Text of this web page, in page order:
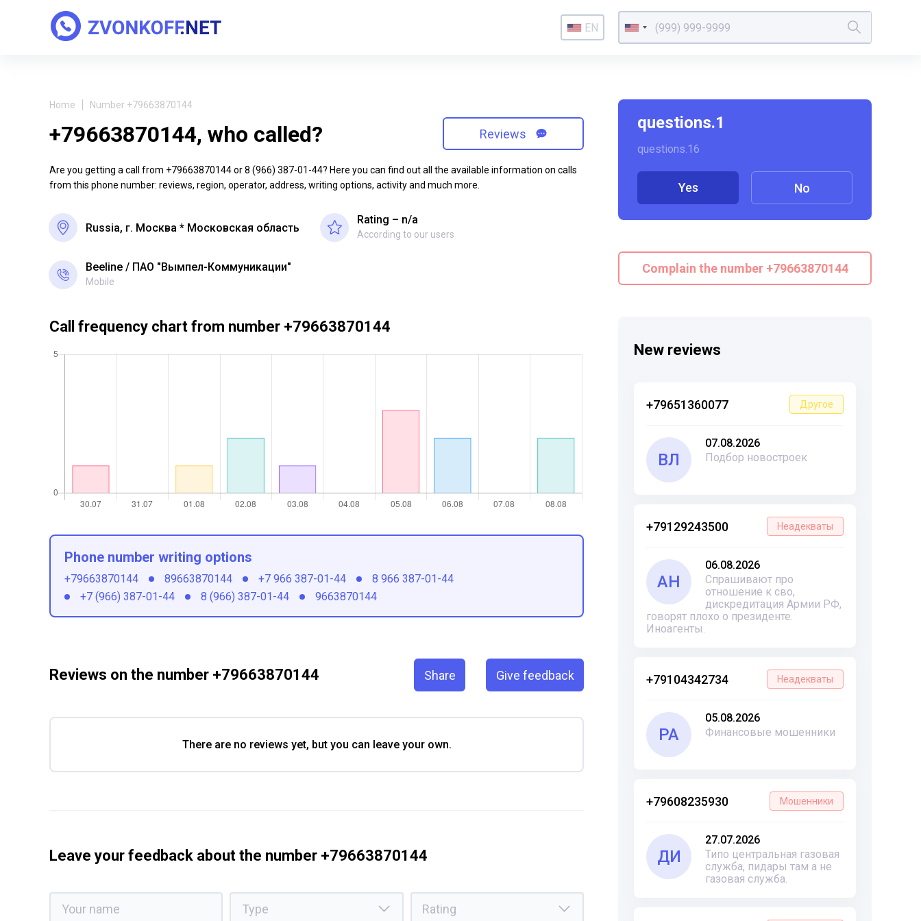
EN
Home Number +79663870144
+79663870144, who called? Reviews
Are you getting a call from +79663870144 or 8 (966) 387-01-44? Here you can find out all the available information on calls
from this phone number: reviews, region, operator, address, writing options, activity and much more.
Russia, г. Москва * Московская область
Rating – n/a
According to our users
Beeline ПАО "Вымпел-Коммуникации"
Mobile
questions.1
questions.16
Yes No
Complain the number +79663870144
New reviews
+79651360077 Другое
ВЛ
07.08.2026
Подбор новостроек
+79129243500 Неадекваты
АН
06.08.2026
Спрашивают про
отношение к сво,
дискредитация Армии РФ,
говорят плохо о президенте.
Иноагенты.
+79104342734 Неадекваты
РА
05.08.2026
Финансовые мошенники
+79608235930 Мошенники
ДИ
27.07.2026
Типо центральная газовая
служба, пидары там а не
газовая служба.
Call frequency chart from number +79663870144
Phone number writing options
+79663870144 89663870144 +7 966 387-01-44
8 966 387-01-44
+7 (966) 387-01-44
8 (966) 387-01-44 9663870144
Reviews on the number +79663870144 Share Give feedback
There are no reviews yet, but you can leave your own.
Leave your feedback about the number +79663870144